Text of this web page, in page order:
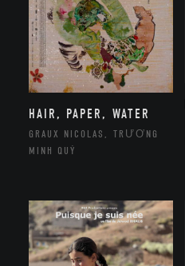
HAIR, PAPER, WATER
GRAUX NICOLAS, TRƯƠNG
MINH QUÝ